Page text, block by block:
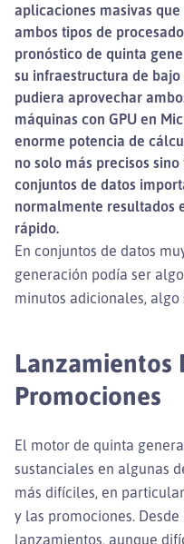
aplicaciones masivas
ambos tipos de
pronóstico de quinta
su infraestructura de
pudiera aprovechar
máquinas con GPU en
enorme potencia de
no solo más precisos
conjuntos de datos
normalmente resultados
rápido.
En conjuntos de datos
generación podía ser
minutos adicionales,
Lanzamientos
Promociones
El motor de quinta
sustanciales en algunas
más difíciles, en
y las promociones.
lanzamientos, aunque